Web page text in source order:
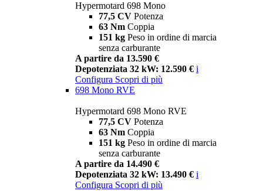
Hypermotard 698 Mono
77,5 CV Potenza
63 Nm Coppia
151 kg Peso in ordine di marcia
senza carburante
A partire da 13.590 €
Depotenziata 32 kW: 12.590 € i
Configura Scopri di più
698 Mono RVE
Hypermotard 698 Mono RVE
77,5 CV Potenza
63 Nm Coppia
151 kg Peso in ordine di marcia
senza carburante
A partire da 14.490 €
Depotenziata 32 kW: 13.490 € i
Configura Scopri di più